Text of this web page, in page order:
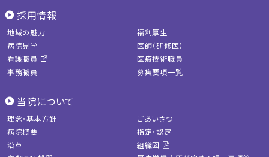
採用情報
地域の魅力
福利厚生
病院見学
医師（研修医）
看護職員
医療技術職員
事務職員
募集要項一覧
当院について
理念・基本方針
ごあいさつ
病院概要
指定・認定
沿革
組織図